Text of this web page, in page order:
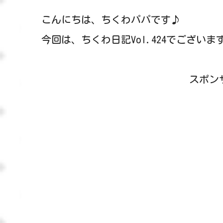
こんにちは、ちくわパパです♪
今回は、ちくわ日記Vol.424でございま
スポン